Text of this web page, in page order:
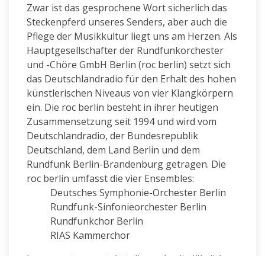
Zwar ist das gesprochene Wort sicherlich das
Steckenpferd unseres Senders, aber auch die
Pflege der Musikkultur liegt uns am Herzen. Als
Hauptgesellschafter der Rundfunkorchester
und -Chöre GmbH Berlin (roc berlin) setzt sich
das Deutschlandradio für den Erhalt des hohen
künstlerischen Niveaus von vier Klangkörpern
ein. Die roc berlin besteht in ihrer heutigen
Zusammensetzung seit 1994 und wird vom
Deutschlandradio, der Bundesrepublik
Deutschland, dem Land Berlin und dem
Rundfunk Berlin-Brandenburg getragen. Die
roc berlin umfasst die vier Ensembles:
Deutsches Symphonie-Orchester Berlin
Rundfunk-Sinfonieorchester Berlin
Rundfunkchor Berlin
RIAS Kammerchor